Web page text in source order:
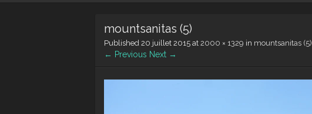
mountsanitas (5)
Published 20 juillet 2015 at 2000 × 1329 in mountsanitas (5)
← Previous Next →